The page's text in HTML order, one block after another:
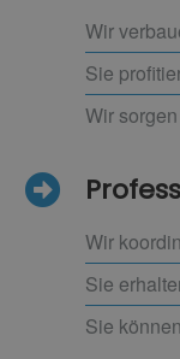
Wir
Sie
Wir
Wir
Sie
Sie